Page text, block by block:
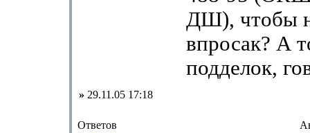
ДШ), чтобы
впросак? А
подделок,
» 29.11.05 17:18
Ответов